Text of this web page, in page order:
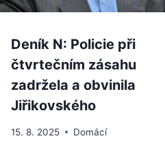
Deník N: Policie při
čtvrtečním zásahu
zadržela a obvinila
Jiřikovského
15. 8. 2025 Domácí